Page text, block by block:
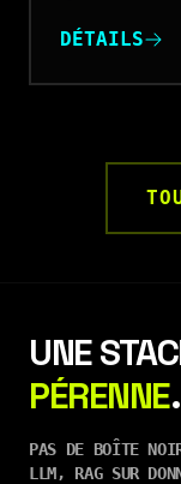
DÉTAILS
UNE
PÉRENNE.
PAS DE BOÎTE
LLM, RAG SUR